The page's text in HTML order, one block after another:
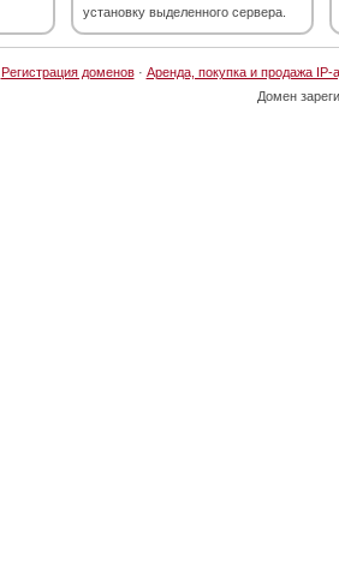
установку выделенного сервера.
Регистрация доменов· Аренда, покупка и продажа IP-
Домен